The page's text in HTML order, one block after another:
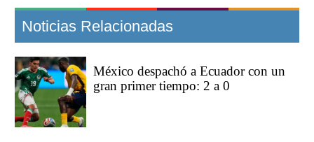
Noticias Relacionadas
México despachó a Ecuador con un
gran primer tiempo: 2 a 0